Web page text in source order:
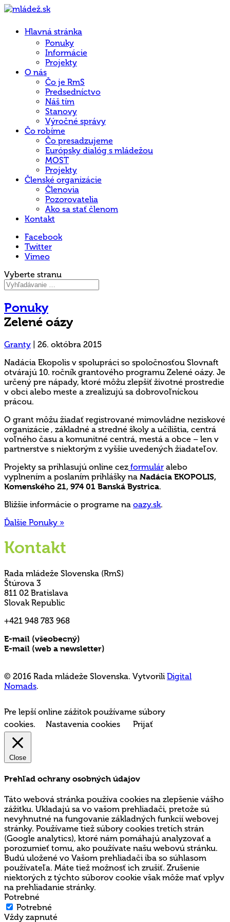
Hlavná stránka
Ponuky
Informácie
Projekty
O nás
Čo je RmS
Predsedníctvo
Náš tím
Stanovy
Výročné správy
Čo robíme
Čo presadzujeme
Európsky dialóg s mládežou
MOST
Projekty
Členské organizácie
Členovia
Pozorovatelia
Ako sa stať členom
Kontakt
Facebook
Twitter
Vimeo
Vyberte stranu
Ponuky
Zelené oázy
Granty
26. októbra 2015
Nadácia Ekopolis v spolupráci so spoločnosťou Slovnaft
otvárajú 10. ročník grantového programu Zelené oázy. Je
určený pre nápady, ktoré môžu zlepšiť životné prostredie
v obci alebo meste a zrealizujú sa dobrovoľníckou
prácou.
O grant môžu žiadať registrované mimovládne neziskové
organizácie , základné a stredné školy a učilištia, centrá
voľného času a komunitné centrá, mestá a obce – len v
partnerstve s niektorým z vyššie uvedených žiadateľov.
Projekty sa prihlasujú online cez formulár alebo
vyplnením a poslaním prihlášky na Nadácia EKOPOLIS,
Komenského 21, 974 01 Banská Bystrica.
Bližšie informácie o programe na oazy.sk.
Ďalšie Ponuky »
Kontakt
Rada mládeže Slovenska (RmS)
Štúrova 3
811 02 Bratislava
Slovak Republic
+421 948 783 968
E-mail (všeobecný)
E-mail (web a newsletter)
© 2016 Rada mládeže Slovenska. Vytvorili Digital
Nomads.
Pre lepší online zážitok používame súbory
cookies.
Nastavenia cookies Prijať
Close
Prehľad ochrany osobných údajov
Táto webová stránka používa cookies na zlepšenie vášho
zážitku. Ukladajú sa vo vašom prehliadači, pretože sú
nevyhnutné na fungovanie základných funkcií webovej
stránky. Používame tiež súbory cookies tretích strán
(Google analytics), ktoré nám pomáhajú analyzovať a
porozumieť tomu, ako používate našu webovú stránku.
Budú uložené vo Vašom prehliadači iba so súhlasom
používateľa. Máte tiež možnosť ich zrušiť. Zrušenie
niektorých z týchto súborov cookie však môže mať vplyv
na prehliadanie stránky.
Potrebné
Potrebné
Vždy zapnuté